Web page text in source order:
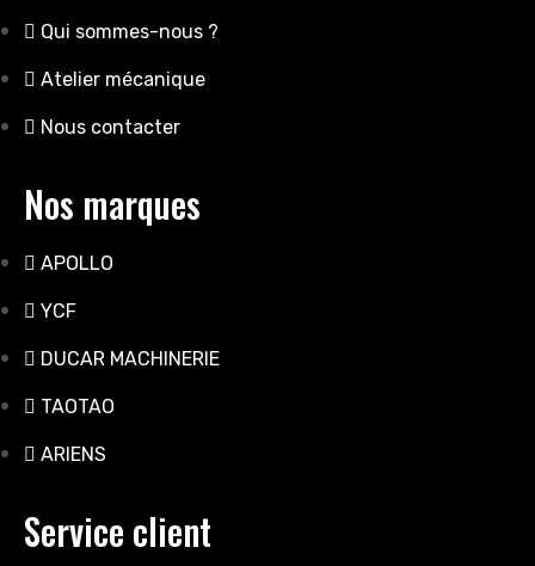
Qui sommes-nous ?
Atelier mécanique
Nous contacter
Nos marques
APOLLO
YCF
DUCAR MACHINERIE
TAOTAO
ARIENS
Service client